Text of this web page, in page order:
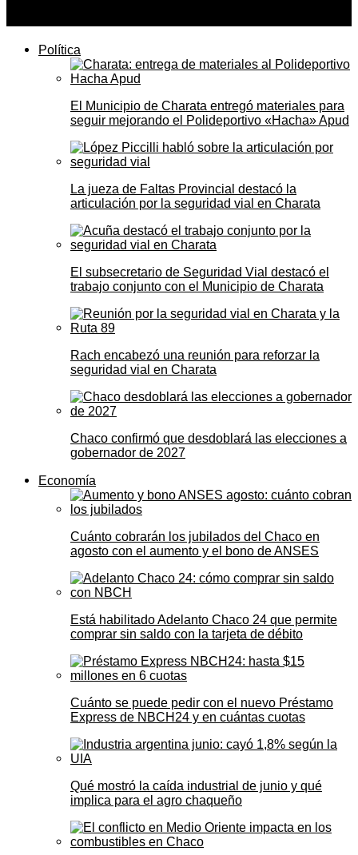
Política
El Municipio de Charata entregó materiales para
seguir mejorando el Polideportivo «Hacha» Apud
La jueza de Faltas Provincial destacó la
articulación por la seguridad vial en Charata
El subsecretario de Seguridad Vial destacó el
trabajo conjunto con el Municipio de Charata
Rach encabezó una reunión para reforzar la
seguridad vial en Charata
Chaco confirmó que desdoblará las elecciones a
gobernador de 2027
Economía
Cuánto cobrarán los jubilados del Chaco en
agosto con el aumento y el bono de ANSES
Está habilitado Adelanto Chaco 24 que permite
comprar sin saldo con la tarjeta de débito
Cuánto se puede pedir con el nuevo Préstamo
Express de NBCH24 y en cuántas cuotas
Qué mostró la caída industrial de junio y qué
implica para el agro chaqueño